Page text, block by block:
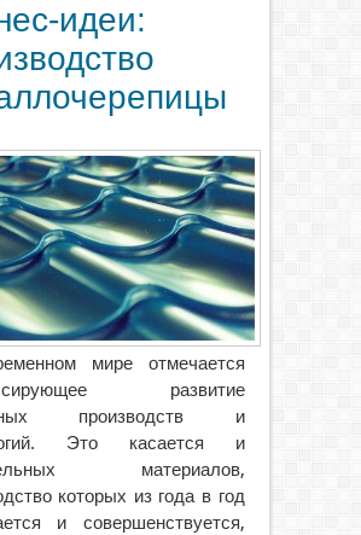
идеи:
мире отмечается
развитие
производств и
Это касается и
материалов,
которых из года в год
и совершенствуется,